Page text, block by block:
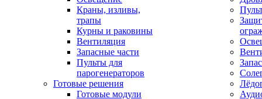
Краны, изливы,
трапы
Курны и раковины
Вентиляция
Запасные части
Пульты для
парогенераторов
Готовые решения
Готовые модули